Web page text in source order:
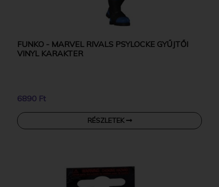
FUNKO - MARVEL RIVALS PSYLOCKE GYŰJTŐI
VINYL KARAKTER
6890 Ft
RÉSZLETEK